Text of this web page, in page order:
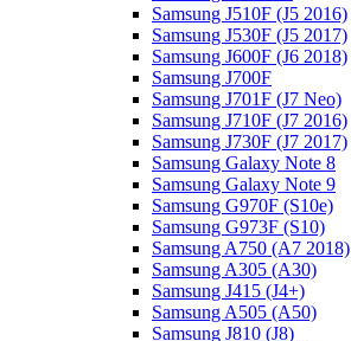
Samsung J510F (J5 2016)
Samsung J530F (J5 2017)
Samsung J600F (J6 2018)
Samsung J700F
Samsung J701F (J7 Neo)
Samsung J710F (J7 2016)
Samsung J730F (J7 2017)
Samsung Galaxy Note 8
Samsung Galaxy Note 9
Samsung G970F (S10e)
Samsung G973F (S10)
Samsung A750 (A7 2018)
Samsung A305 (A30)
Samsung J415 (J4+)
Samsung A505 (A50)
Samsung J810 (J8)